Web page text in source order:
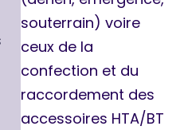
souterrain) voire
ceux de la
confection et du
raccordement des
accessoires HTA/BT